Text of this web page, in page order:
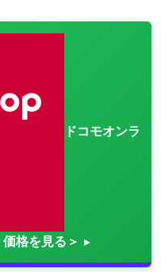
ドコモオンラ
格を見る＞